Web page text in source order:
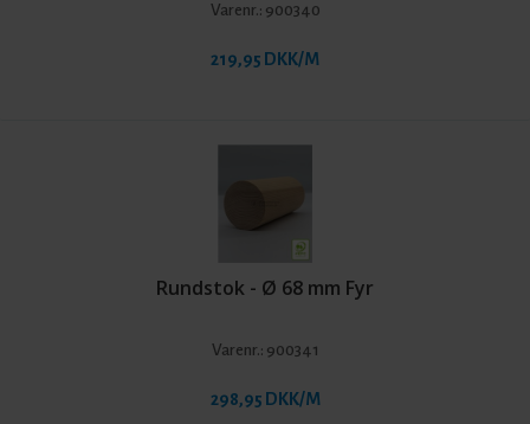
Varenr.: 900340
219,95 DKK/M
Rundstok - Ø 68 mm Fyr
Varenr.: 900341
298,95 DKK/M